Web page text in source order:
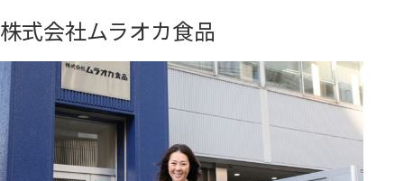
株式会社ムラオカ食品